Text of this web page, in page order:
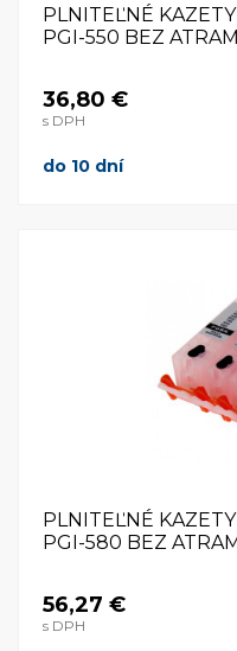
PLNITEĽNÉ
PGI-550 BEZ
36,80 €
s DPH
do 10 dní
PLNITEĽNÉ
PGI-580 BEZ
56,27 €
s DPH